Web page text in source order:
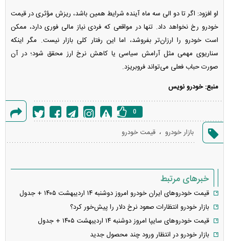
او افزود: اگر تا دو الی سه ماه آینده شرایط همین باشد، ریزش مؤثری در قیمت
خودرو رخ نخواهد داد. تنها در مواقعی که فردی نیاز مالی فوری دارد، ممکن
است خودرو را ارزان‌تر بفروشد، اما این رفتار کلی بازار نیست. مگر اینکه
سناریوی مهمی مثل آرامش سیاسی یا کاهش نرخ ارز محقق شود؛ در آن
صورت حباب فعلی می‌تواند فروبریزد.
منبع: خودرو نویس
خطا
0
بازار خودرو ، قیمت خودرو
خبرهای مرتبط
قیمت خودرو‌های ایران خودرو امروز دوشنبه ۱۴ اردیبهشت ۱۴۰۵ + جدول
بازار خودرو انتظارات صعود نرخ دلار را پیش‌خور کرد؟
قیمت خودرو‌های سایپا امروز دوشنبه ۱۴ اردیبهشت ۱۴۰۵ + جدول
بازار خودرو در انتظار ورود چند محصول جدید